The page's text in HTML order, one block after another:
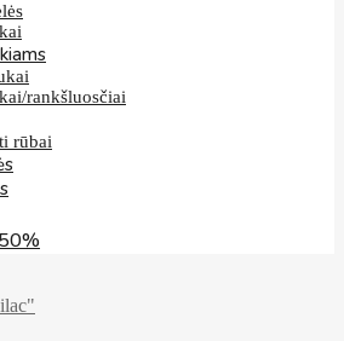
rankšluosčiai
rūbai